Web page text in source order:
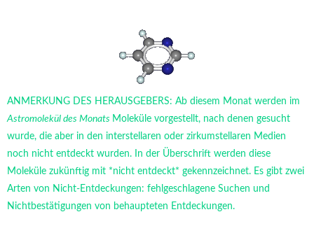
ANMERKUNG DES HERAUSGEBERS: Ab diesem Monat werden im
Astromolekül des Monats Moleküle vorgestellt, nach denen gesucht
wurde, die aber in den interstellaren oder zirkumstellaren Medien
noch nicht entdeckt wurden. In der Überschrift werden diese
Moleküle zukünftig mit *nicht entdeckt* gekennzeichnet. Es gibt zwei
Arten von Nicht-Entdeckungen: fehlgeschlagene Suchen und
Nichtbestätigungen von behaupteten Entdeckungen.